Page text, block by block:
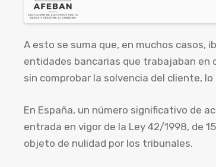
A esto se suma que, en muchos casos,
entidades bancarias que trabajaban en
sin comprobar la solvencia del cliente,
En España, un número significativo de
entrada en vigor de la Ley 42/1998, de
objeto de nulidad por los tribunales.